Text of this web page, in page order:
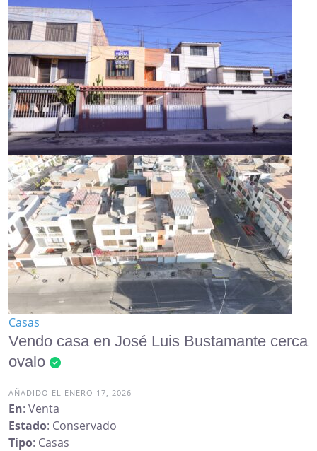
Casas
Vendo casa en José Luis Bustamante cerca
ovalo
AÑADIDO EL ENERO 17, 2026
En: Venta
Estado: Conservado
Tipo: Casas